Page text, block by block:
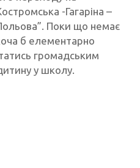
-Гагаріна –
Поки що немає
б елементарно
громадським
у школу.